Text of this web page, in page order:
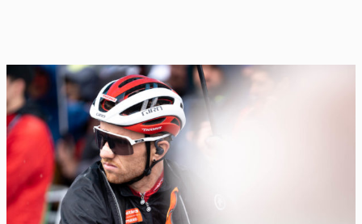
Panneau de gestion des
cookies